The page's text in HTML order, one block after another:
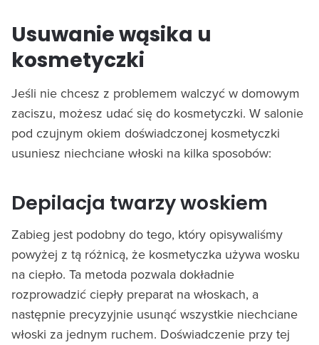
Usuwanie wąsika u
kosmetyczki
Jeśli nie chcesz z problemem walczyć w domowym
zaciszu, możesz udać się do kosmetyczki. W salonie
pod czujnym okiem doświadczonej kosmetyczki
usuniesz niechciane włoski na kilka sposobów:
Depilacja twarzy woskiem
Zabieg jest podobny do tego, który opisywaliśmy
powyżej z tą różnicą, że kosmetyczka używa wosku
na ciepło. Ta metoda pozwala dokładnie
rozprowadzić ciepły preparat na włoskach, a
następnie precyzyjnie usunąć wszystkie niechciane
włoski za jednym ruchem. Doświadczenie przy tej